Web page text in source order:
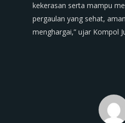
kekerasan serta mampu
pergaulan yang sehat,
menghargai,” ujar Kompol